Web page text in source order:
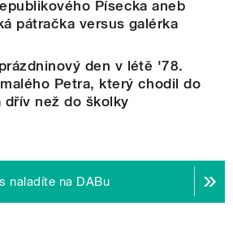
Písecka aneb
pátračka versus galérka
den v létě '78.
Petra, který chodil do
dřív než do školky
naladíte na DABu